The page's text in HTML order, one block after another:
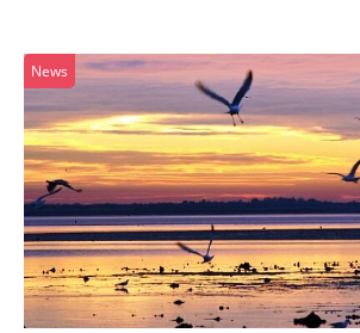
News